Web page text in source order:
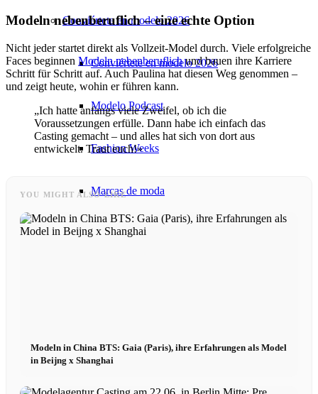
Conviértete en modelo 2026
Conviértete en modelo 2026
Modelo Podcast
Fashion Weeks
Marcas de moda
Wiki
News
Modeln nebenberuflich – eine echte Option
Nicht jeder startet direkt als Vollzeit-Model durch. Viele erfolgreiche
Faces beginnen Modeln nebenberuflichund bauen ihre Karriere
Schritt für Schritt auf. Auch Paulina hat diesen Weg genommen –
und zeigt heute, wohin er führen kann.
„Ich hatte anfangs viele Zweifel, ob ich die
Voraussetzungen erfülle. Dann habe ich einfach das
Casting gemacht – und alles hat sich von dort aus
entwickelt. Traut euch!»
YOU MIGHT ALSO LIKE
Modeln in China BTS: Gaia (Paris), ihre Erfahrungen als Model
in Beijng x Shanghai